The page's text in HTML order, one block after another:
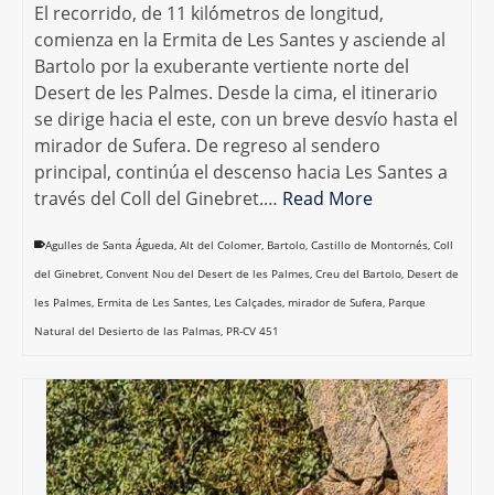
El recorrido, de 11 kilómetros de longitud,
comienza en la Ermita de Les Santes y asciende al
Bartolo por la exuberante vertiente norte del
Desert de les Palmes. Desde la cima, el itinerario
se dirige hacia el este, con un breve desvío hasta el
mirador de Sufera. De regreso al sendero
principal, continúa el descenso hacia Les Santes a
través del Coll del Ginebret.… Read More
Agulles de Santa Águeda, Alt del Colomer, Bartolo, Castillo de Montornés, Coll
del Ginebret, Convent Nou del Desert de les Palmes, Creu del Bartolo, Desert de
les Palmes, Ermita de Les Santes, Les Calçades, mirador de Sufera, Parque
Natural del Desierto de las Palmas, PR-CV 451